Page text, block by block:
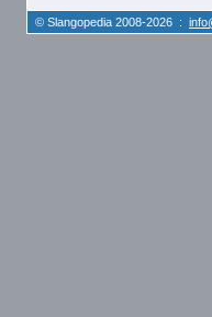
© Slangopedia 2008-2026 :